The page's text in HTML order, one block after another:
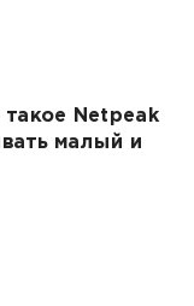
такое Netpeak
малый и